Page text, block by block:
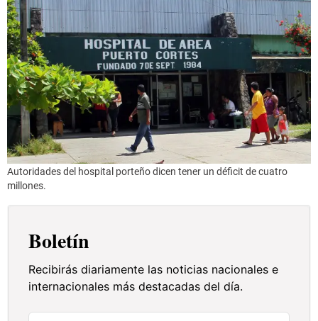
Autoridades del hospital porteño dicen tener un déficit de cuatro
millones.
Boletín
Recibirás diariamente las noticias nacionales e
internacionales más destacadas del día.